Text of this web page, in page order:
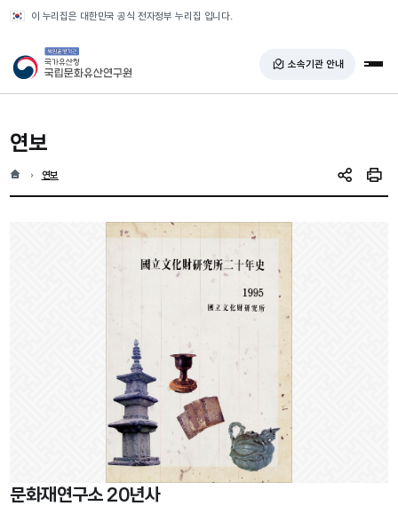
이 누리집은 대한민국 공식 전자정부 누리집 입니다.
국가유산청 국립문화유산연구원 소속기관 안내 전
연보
홈 현재 위치
연보 SNS 공유인쇄
문화재연구소 20년사